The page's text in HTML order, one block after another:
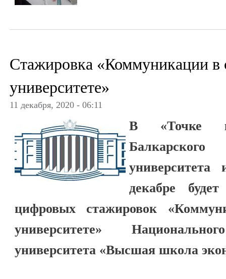
Стажировка «Коммуникации в
университете»
11 декабря, 2020 - 06:11
В «Точке
декабре
цифровых стажировок
университете»
университета «Высшая школа